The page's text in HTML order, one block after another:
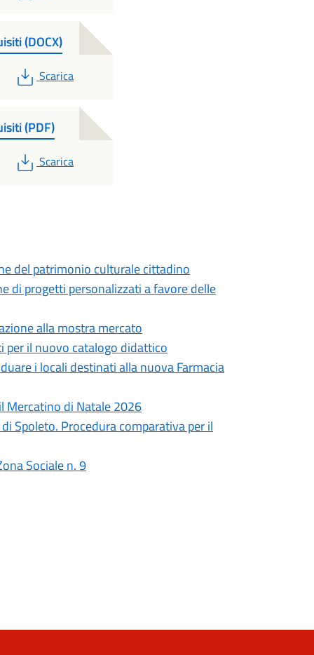
(DOCX)
PDF
Scarica
(PDF)
PDF
Scarica
del patrimonio culturale cittadino
di progetti personalizzati a favore delle
alla mostra mercato
per il nuovo catalogo didattico
i locali destinati alla nuova Farmacia
Mercatino di Natale 2026
Spoleto. Procedura comparativa per il
Sociale n. 9